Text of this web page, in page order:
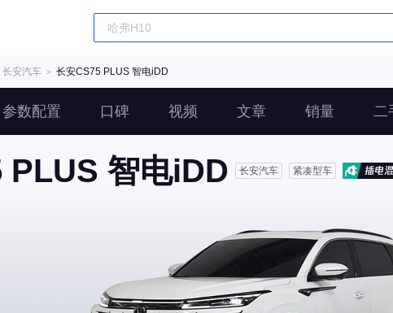
长安汽车 ＞ 长安CS75 PLUS 智电iDD
参数配置 口碑 视频 文章 销量 二
PLUS 智电iDD 长安汽车 紧凑型车